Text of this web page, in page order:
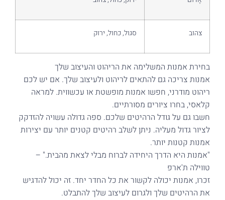
צהוב סגול, כחול, ירוק
בחירת אמנות המשלימה את הריהוט והעיצוב שלך
אמנות צריכה גם להתאים לריהוט ולעיצוב שלך. אם יש לכם
ריהוט מודרני, חפשו אמנות מופשטת או עכשווית. למראה
קלאסי, בחרו ציורים מסורתיים.
חשבו גם על גודל הרהיטים שלכם. ספה גדולה עשויה להזדקק
לציור גדול מעליה. ניתן לשלב רהיטים קטנים יותר עם יצירות
אמנות קטנות יותר.
"אמנות היא הדרך היחידה לברוח מבלי לצאת מהבית." –
טווילה ת'ארפ
זכרו, אמנות יכולה לקשור את כל החדר יחד. זה יכול להדגיש
את הרהיטים שלך ולגרום לעיצוב שלך להתבלט.